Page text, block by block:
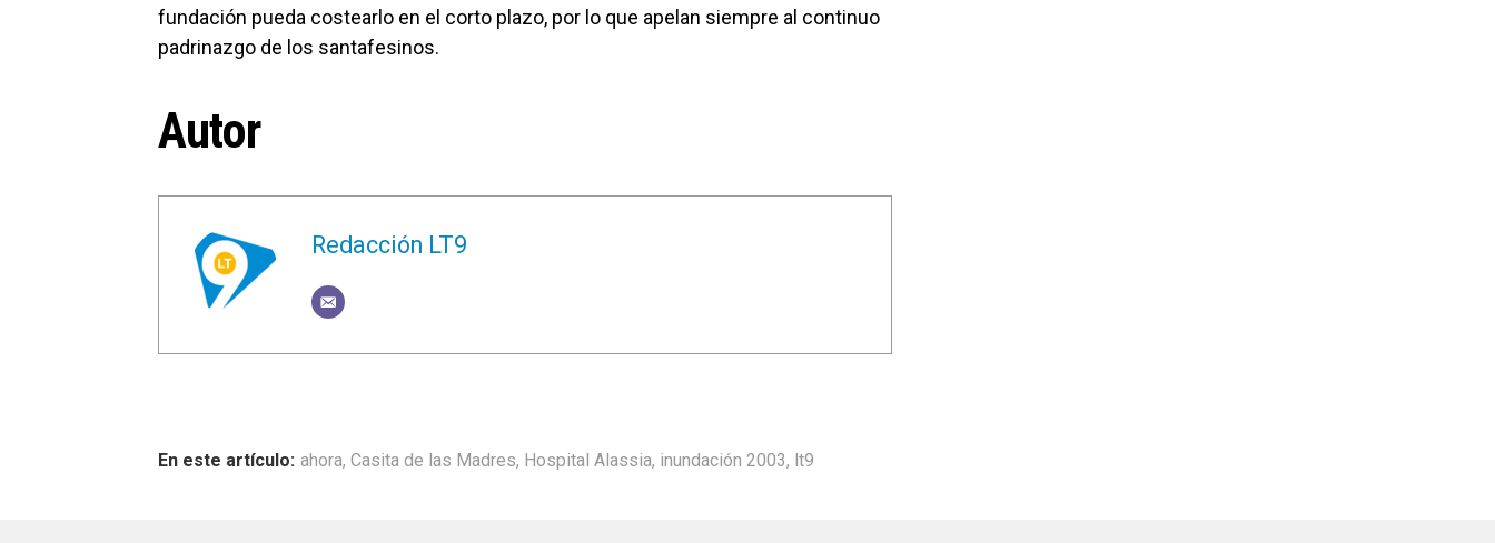
fundación pueda costearlo en el corto plazo, por lo que apelan siempre al continuo
padrinazgo de los santafesinos.
Autor
Redacción LT9
ahora, Casita de las Madres, Hospital Alassia, inundación 2003, lt9